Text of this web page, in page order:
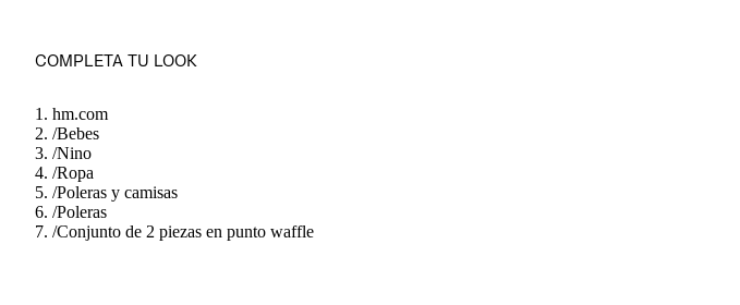
COMPLETA TU LOOK
hm.com
/Bebes
/Nino
/Ropa
/Poleras y camisas
/Poleras
/Conjunto de 2 piezas en punto waffle